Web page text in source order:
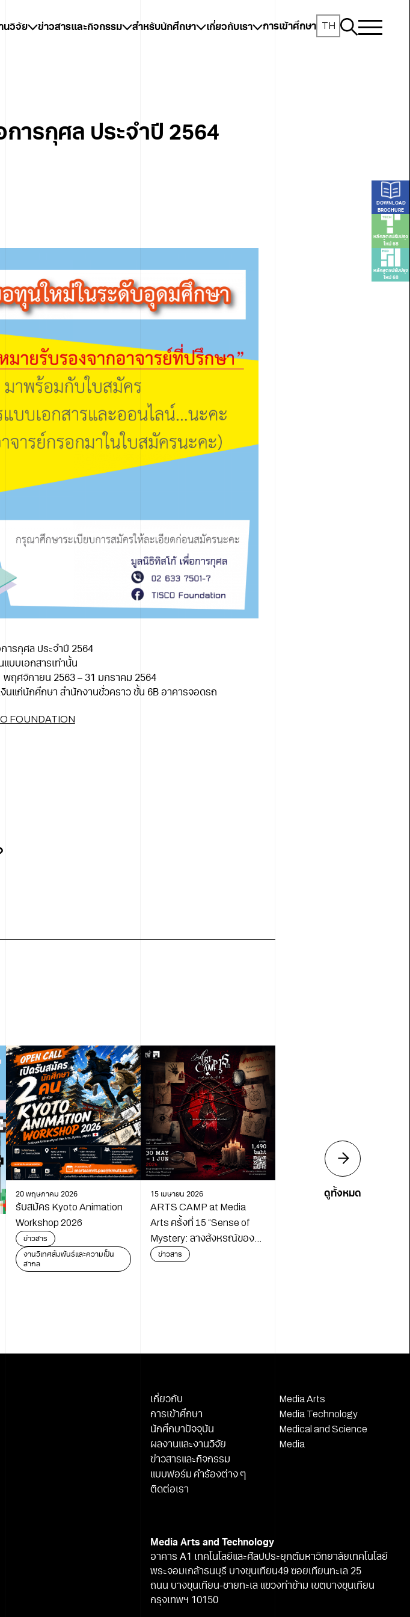
นวิจัย ข่าวสารและกิจกรรม สำหรับนักศึกษา เกี่ยวกับเรา การเข้าศึกษา TH
DOWNLOAD
BROCHURE
หลักสูตรปรับปรุง
ใหม่ 68
หลักสูตรปรับปรุง
ใหม่ 68
ารกุศล ประจำปี 2564
ารกุศล ประจำปี 2564
แบบเอกสารเท่านั้น
พฤศจิกายน 2563 – 31 มกราคม 2564
นแก่นักศึกษา สำนักงานชั่วคราว ชั้น 6B อาคารจอดรถ
FOUNDATION
20 พฤษภาคม 2026
รับสมัคร Kyoto Animation
Workshop 2026
ข่าวสาร
งานวิเทศสัมพันธ์และความเป็น
สากล
15 เมษายน 2026
ARTS CAMP at Media
Arts ครั้งที่ 15 “Sense of
Mystery: ลางสังหรณ์ของ
นักสืบ”
ข่าวสาร
ดูทั้งหมด
เกี่ยวกับ
การเข้าศึกษา
นักศึกษาปัจจุบัน
ผลงานและงานวิจัย
ข่าวสารและกิจกรรม
แบบฟอร์ม คำร้องต่าง ๆ
ติดต่อเรา
Media Arts
Media Technology
Medical and Science
Media
Media Arts and Technology
อาคาร A1 เทคโนโลยีและศิลปประยุกต์มหาวิทยาลัยเทคโนโลยี
พระจอมเกล้าธนบุรี บางขุนเทียน49 ซอยเทียนทะเล 25
ถนน บางขุนเทียน-ชายทะเล แขวงท่าข้าม เขตบางขุนเทียน
กรุงเทพฯ 10150